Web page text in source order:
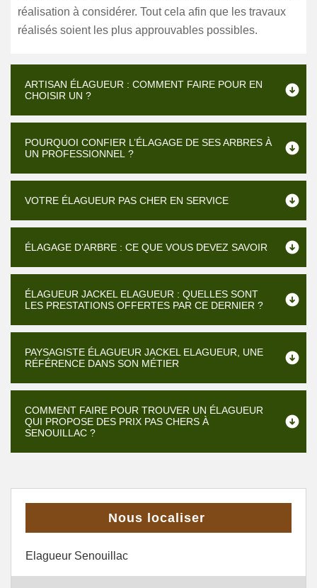
réalisation à considérer. Tout cela afin que les travaux
réalisés soient les plus approuvables possibles.
ARTISAN ÉLAGUEUR : COMMENT FAIRE POUR EN
CHOISIR UN ?
POURQUOI CONFIER L’ÉLAGAGE DE SES ARBRES À
UN PROFESSIONNEL ?
VOTRE ÉLAGUEUR PAS CHER EN SERVICE
ÉLAGAGE D’ARBRE : CE QUE VOUS DEVEZ SAVOIR
ÉLAGUEUR JACKEL ELAGUEUR : QUELLES SONT
LES PRESTATIONS OFFERTES PAR CE DERNIER ?
PAYSAGISTE ÉLAGUEUR JACKEL ELAGUEUR, UNE
RÉFÉRENCE DANS SON MÉTIER
COMMENT FAIRE POUR TROUVER UN ÉLAGUEUR
QUI PROPOSE DES PRIX PAS CHERS À
SENOUILLAC ?
Nous localiser
Elagueur Senouillac